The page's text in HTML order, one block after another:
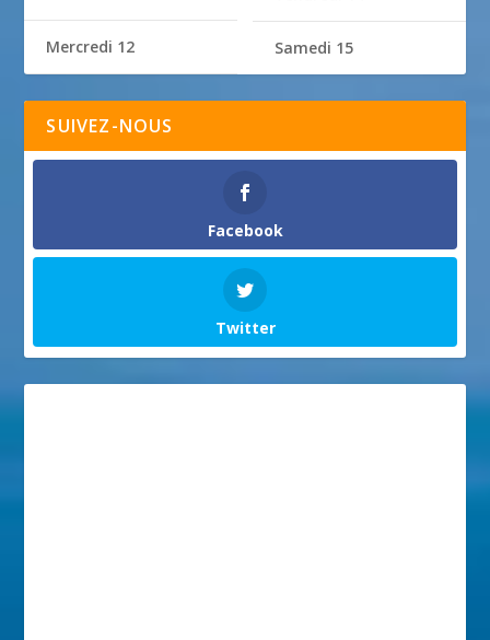
Mercredi 12 Samedi 15
SUIVEZ-NOUS
Facebook
Twitter